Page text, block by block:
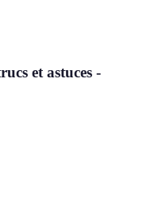
et astuces -